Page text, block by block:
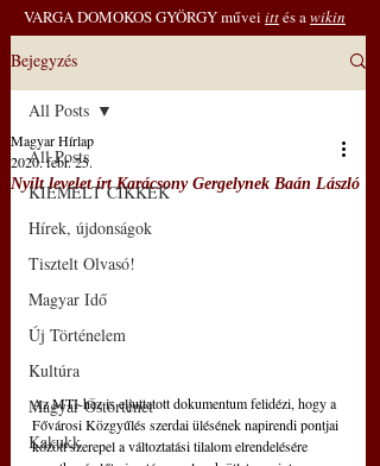
VARGA DOMOKOS GYÖRGY művei ittés awikin
Bejegyzés
All Posts
KIEMELT CIKKEK
Hírek, újdonságok
Tisztelt Olvasó!
Magyar Idő
Új Történelem
Kultúra
Magyar Őstörténet
Kakukk
All Posts
Nyílt levelet írt Karácsony Gergelynek Baán László
Magyar Hírlap
2020. febr. 25.
Az MTI-hez is eljuttatott dokumentum felidézi, hogy a
Fővárosi Közgyűlés szerdai ülésének napirendi pontjai
között szerepel a változtatási tilalom elrendelésére